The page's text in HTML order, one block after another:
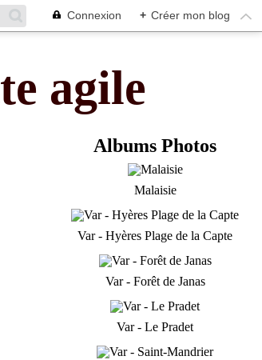
Connexion + Créer mon blog
agile
Albums Photos
Malaisie
Var - Hyères Plage de la Capte
Var - Forêt de Janas
Var - Le Pradet